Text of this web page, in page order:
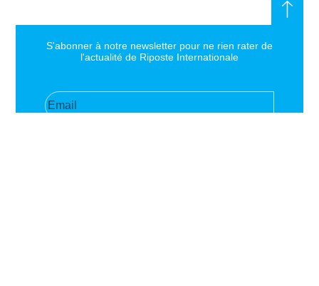
S'abonner à notre newsletter pour ne rien rater de
l'actualité de Riposte Internationale